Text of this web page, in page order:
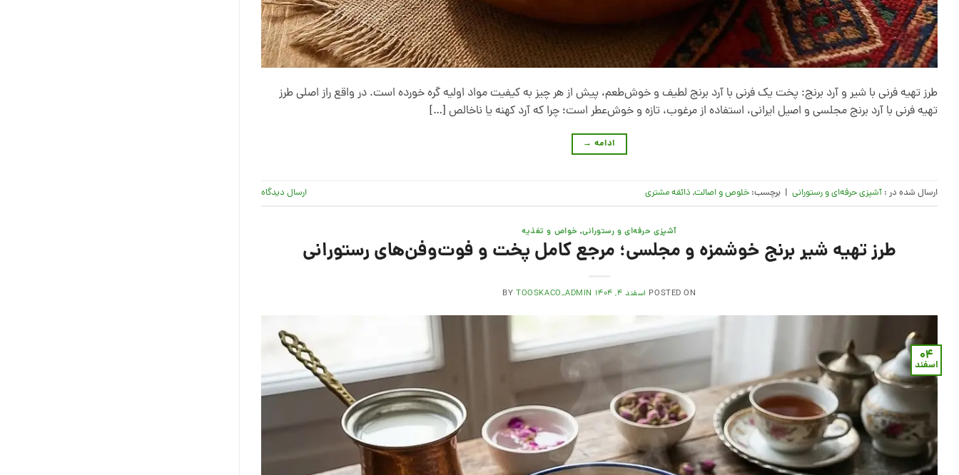
طرز تهیه فرنی با شیر و آرد برنج: پخت یک فرنی با آرد برنج لطیف و خوش‌طعم، پیش از هر چیز به کیفیت مواد اولیه گره خورده است. در واقع راز اصلی طرز
تهیه فرنی با آرد برنج مجلسی و اصیل ایرانی، استفاده از مرغوب، تازه و خوش‌عطر است؛ چرا که آرد کهنه یا ناخالص […]
ادامه →
ارسال شده در : آشپزی حرفه‌ای و رستورانی | برچسب: خلوص و اصالت, ذائقه مشتری ارسال دیدگاه
آشپزی حرفه‌ای و رستورانی, خواص و تغذیه
طرز تهیه شیر برنج خوشمزه و مجلسی؛ مرجع کامل پخت و فوت‌وفن‌های رستورانی
POSTED ON اسفند ۴, ۱۴۰۴ BYTOOSKACO_ADMIN
۰۴
اسفند